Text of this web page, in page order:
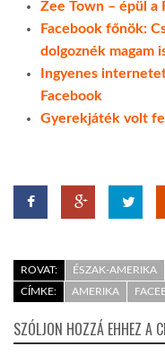
Zee Town – épül a
Facebook főnök:
dolgoznék magam
Ingyenes
Facebook
Gyerekjáték volt
ROVAT: ÉSZAK-AMERIKA
CÍMKE:
AMERIKA
SZÓLJON HOZZÁ EHHEZ A